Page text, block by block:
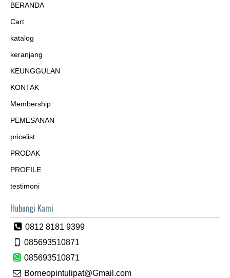
BERANDA
Cart
katalog
keranjang
KEUNGGULAN
KONTAK
Membership
PEMESANAN
pricelist
PRODAK
PROFILE
testimoni
Hubungi Kami
0812 8181 9399
085693510871
085693510871
Borneopintulipat@Gmail.com